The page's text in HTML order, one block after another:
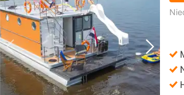
Vorheriges Bild